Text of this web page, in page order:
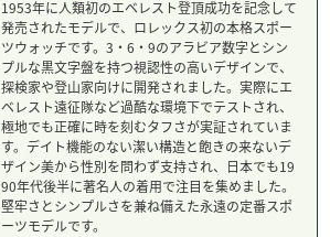
1953年に人類初のエベレスト登頂成功を記念して
発売されたモデルで、ロレックス初の本格スポー
ツウォッチです。3・6・9のアラビア数字とシン
プルな黒文字盤を持つ視認性の高いデザインで、
探検家や登山家向けに開発されました。実際にエ
ベレスト遠征隊など過酷な環境下でテストされ、
極地でも正確に時を刻むタフさが実証されていま
す。デイト機能のない潔い構造と飽きの来ないデ
ザイン美から性別を問わず支持され、日本でも19
90年代後半に著名人の着用で注目を集めました。
堅牢さとシンプルさを兼ね備えた永遠の定番スポ
ーツモデルです。